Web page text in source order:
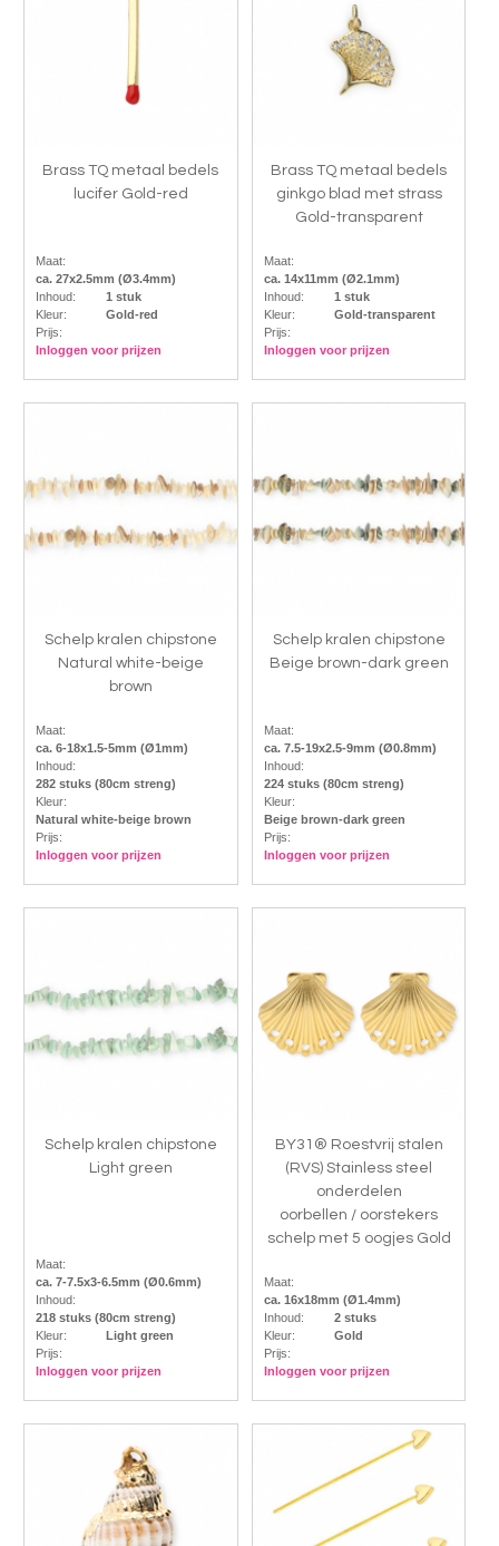
Brass TQ metaal bedels
lucifer Gold-red
Maat:
ca. 27x2.5mm (Ø3.4mm)
Inhoud:
1 stuk
Kleur:
Gold-red
Prijs:
Inloggen voor prijzen
Brass TQ metaal bedels
ginkgo blad met strass
Gold-transparent
Maat:
ca. 14x11mm (Ø2.1mm)
Inhoud:
1 stuk
Kleur:
Gold-transparent
Prijs:
Inloggen voor prijzen
Schelp kralen chipstone
Natural white-beige
brown
Maat:
ca. 6-18x1.5-5mm (Ø1mm)
Inhoud:
282 stuks (80cm streng)
Kleur:
Natural white-beige brown
Prijs:
Inloggen voor prijzen
Schelp kralen chipstone
Beige brown-dark green
Maat:
ca. 7.5-19x2.5-9mm (Ø0.8mm)
Inhoud:
224 stuks (80cm streng)
Kleur:
Beige brown-dark green
Prijs:
Inloggen voor prijzen
Schelp kralen chipstone
Light green
Maat:
ca. 7-7.5x3-6.5mm (Ø0.6mm)
Inhoud:
218 stuks (80cm streng)
Kleur:
Light green
Prijs:
Inloggen voor prijzen
BY31® Roestvrij stalen
(RVS) Stainless steel
onderdelen
oorbellen / oorstekers
schelp met 5 oogjes Gold
Maat:
ca. 16x18mm (Ø1.4mm)
Inhoud:
2 stuks
Kleur:
Gold
Prijs:
Inloggen voor prijzen